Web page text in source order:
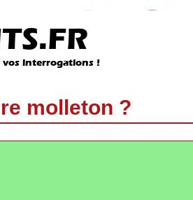
vos interrogations !
molleton ?